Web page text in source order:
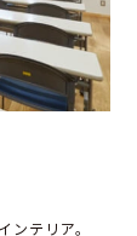
テリア。